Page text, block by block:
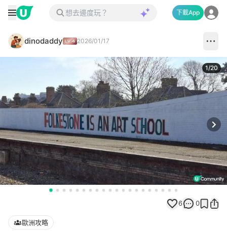
下載App
dinodaddy 2026/01/17
1/20
6 0
歐洲攻略